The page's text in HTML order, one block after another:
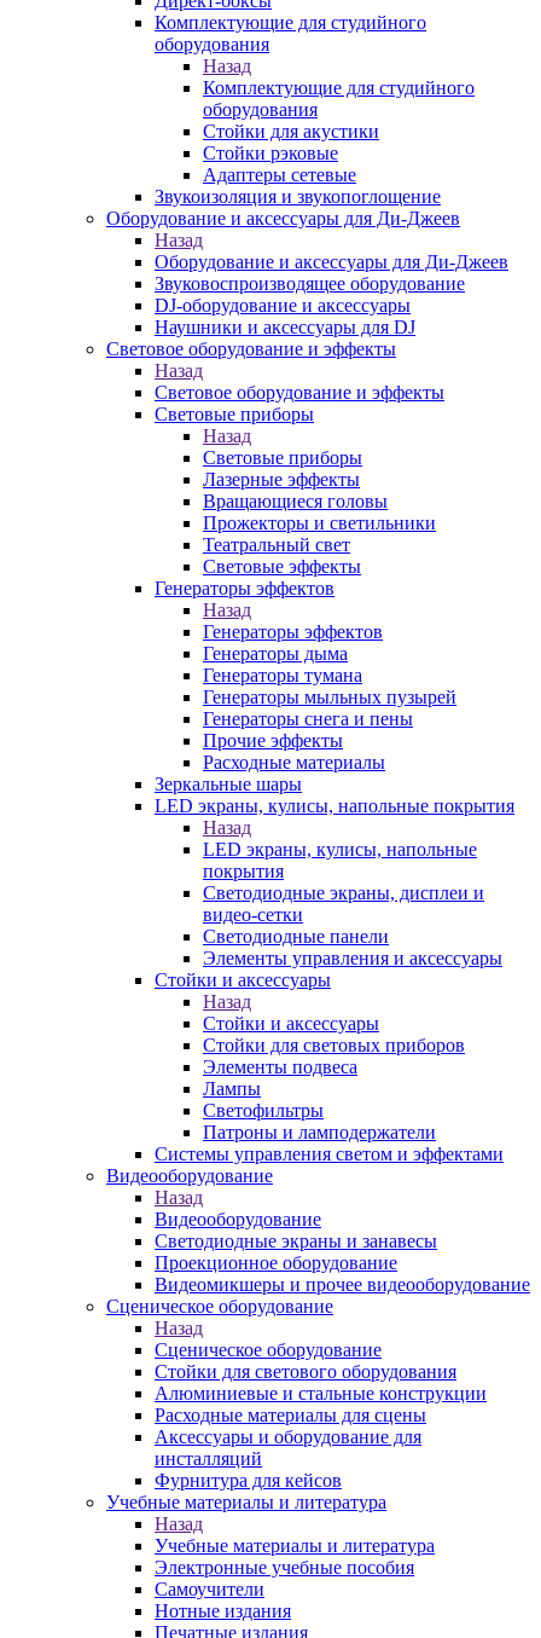
Комплектующие для студийного
оборудования
Назад
Комплектующие для студийного
оборудования
Стойки для акустики
Стойки рэковые
Адаптеры сетевые
Звукоизоляция и звукопоглощение
Оборудование и аксессуары для Ди-Джеев
Назад
Оборудование и аксессуары для Ди-Джеев
Звуковоспроизводящее оборудование
DJ-оборудование и аксессуары
Наушники и аксессуары для DJ
Световое оборудование и эффекты
Назад
Световое оборудование и эффекты
Световые приборы
Назад
Световые приборы
Лазерные эффекты
Вращающиеся головы
Прожекторы и светильники
Театральный свет
Световые эффекты
Генераторы эффектов
Назад
Генераторы эффектов
Генераторы дыма
Генераторы тумана
Генераторы мыльных пузырей
Генераторы снега и пены
Прочие эффекты
Расходные материалы
Зеркальные шары
LED экраны, кулисы, напольные покрытия
Назад
LED экраны, кулисы, напольные
покрытия
Светодиодные экраны, дисплеи и
видео-сетки
Светодиодные панели
Элементы управления и аксессуары
Стойки и аксессуары
Назад
Стойки и аксессуары
Стойки для световых приборов
Элементы подвеса
Лампы
Светофильтры
Патроны и ламподержатели
Системы управления светом и эффектами
Видеооборудование
Назад
Видеооборудование
Светодиодные экраны и занавесы
Проекционное оборудование
Видеомикшеры и прочее видеооборудование
Сценическое оборудование
Назад
Сценическое оборудование
Стойки для светового оборудования
Алюминиевые и стальные конструкции
Расходные материалы для сцены
Аксессуары и оборудование для
инсталляций
Фурнитура для кейсов
Учебные материалы и литература
Назад
Учебные материалы и литература
Электронные учебные пособия
Самоучители
Нотные издания
Печатные издания